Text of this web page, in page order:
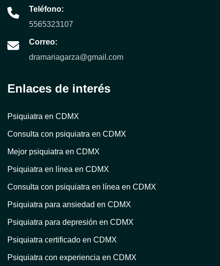
Teléfono:
5565323107
Correo:
dramariagarza@gmail.com
Enlaces de interés
Psiquiatra en CDMX
Consulta con psiquiatra en CDMX
Mejor psiquiatra en CDMX
Psiquiatra en línea en CDMX
Consulta con psiquiatra en línea en CDMX
Psiquiatra para ansiedad en CDMX
Psiquiatra para depresión en CDMX
Psiquiatra certificado en CDMX
Psiquiatra con experiencia en CDMX